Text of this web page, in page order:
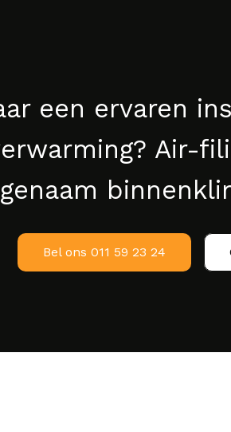
een ervaren
Air-
Bel ons 011 59 23 24